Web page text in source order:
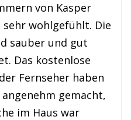
von Kasper
wohlgefühlt. Die
sauber und gut
Das kostenlose
Fernseher haben
gemacht,
im Haus war